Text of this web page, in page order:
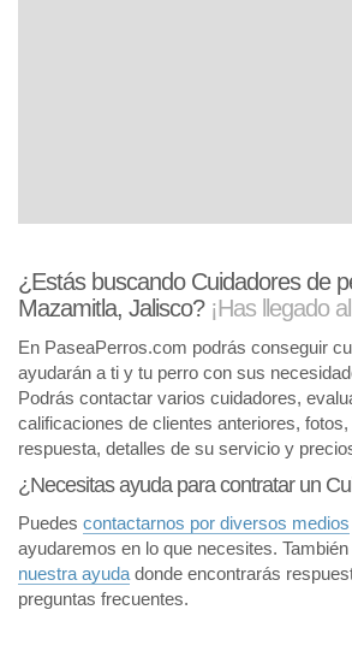
¿Estás buscando Cuidadores de
Mazamitla, Jalisco? ¡Has llegado
En PaseaPerros.com podrás conseguir
ayudarán a ti y tu perro con sus
Podrás contactar varios cuidadores,
calificaciones de clientes anteriores,
respuesta, detalles de su servicio y
¿Necesitas ayuda para contratar un
Puedes contactarnos por diversos medios
ayudaremos en lo que necesites.
nuestra ayuda donde encontrarás
preguntas frecuentes.